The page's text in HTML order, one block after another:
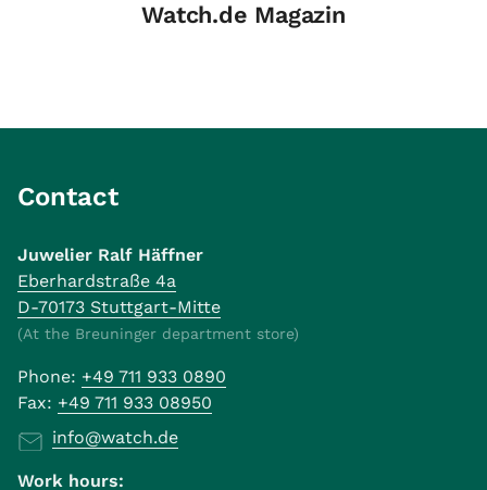
Watch.de Magazin
Contact
Juwelier Ralf Häffner
Eberhardstraße 4a
D-70173 Stuttgart-Mitte
(At the Breuninger department store)
Phone: +49 711 933 0890
Fax: +49 711 933 08950
info@watch.de
Work hours: